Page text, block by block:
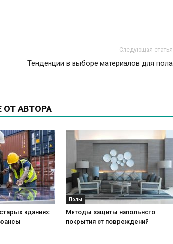
Следующая статья
Тенденции в выборе материалов для пола
ОТ АВТОРА
зданиях:
Полы
Методы защиты напольного
покрытия от повреждений